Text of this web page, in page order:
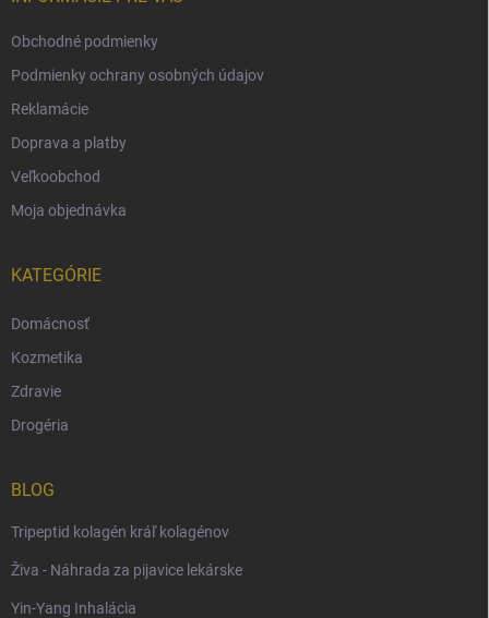
Obchodné podmienky
Podmienky ochrany osobných údajov
Reklamácie
Doprava a platby
Veľkoobchod
Moja objednávka
KATEGÓRIE
Domácnosť
Kozmetika
Zdravie
Drogéria
BLOG
Tripeptid kolagén kráľ kolagénov
Živa - Náhrada za pijavice lekárske
Yin-Yang Inhalácia